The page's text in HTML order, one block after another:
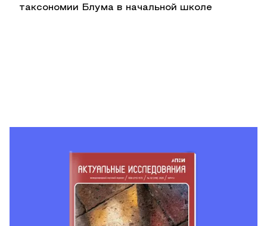
таксономии Блума в начальной школе